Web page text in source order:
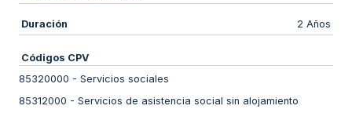
Duración 2 Años
Códigos CPV
85320000 - Servicios sociales
85312000 - Servicios de asistencia social sin alojamiento